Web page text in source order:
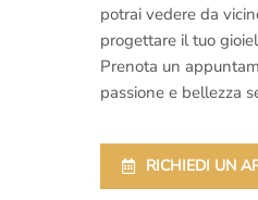
potrai vedere da
progettare il tuo
Prenota un
passione e bellezza
RICHIEDI UN